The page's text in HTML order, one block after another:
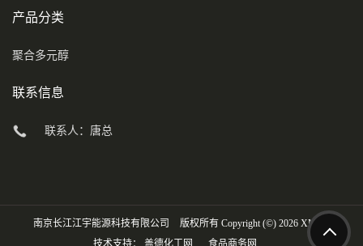
产品分类
聚合多元醇
联系信息
联系人：唐总
南京长江江宇能源科技有限公司 版权所有 Copyright (©) 2026 XML